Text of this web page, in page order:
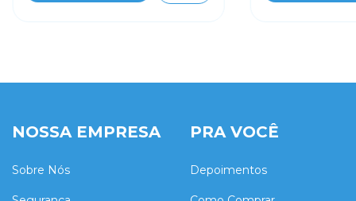
NOSSA EMPRESA
Sobre Nós
PRA VOCÊ
Depoimentos